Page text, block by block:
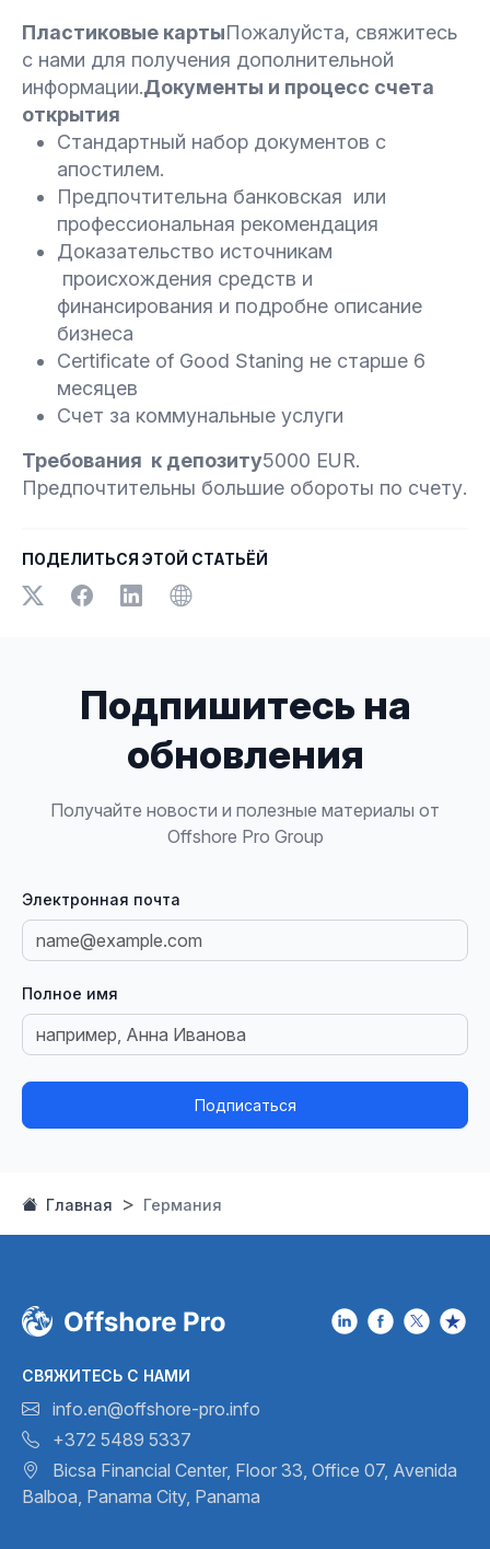
Пластиковые картыПожалуйста, свяжитесь
с нами для получения дополнительной
информации.Документы и процесс счета
открытия
Стандартный набор документов с
апостилем.
Предпочтительна банковская или
профессиональная рекомендация
Доказательство источникам
происхождения средств и
финансирования и подробне описание
бизнеса
Certificate of Good Staning не старше 6
месяцев
Счет за коммунальные услуги
Требования к депозиту5000 EUR.
Предпочтительны большие обороты по счету.
ПОДЕЛИТЬСЯ ЭТОЙ СТАТЬЁЙ
Подпишитесь на
обновления
Получайте новости и полезные материалы от
Offshore Pro Group
Электронная почта
Полное имя
Подписаться
Главная Германия
СВЯЖИТЕСЬ С НАМИ
info.en@offshore-pro.info
+372 5489 5337
Bicsa Financial Center, Floor 33, Office 07, Avenida
Balboa, Panama City, Panama